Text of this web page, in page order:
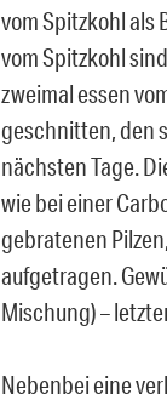
vom Spitzkohl als
vom Spitzkohl
zweimal essen
geschnitten, den
nächsten Tage.
wie bei einer
gebratenen
aufgetragen.
Mischung) –
Nebenbei eine